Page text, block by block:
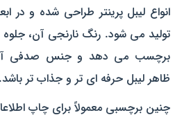
انواع لیبل‌ پرینتر طراحی شده و در
تولید می‌ شود. رنگ نارنجی آن،
برچسب می‌ دهد و جنس صدفی
ظاهر لیبل حرفه‌ ای‌ تر و جذاب‌ تر باشد.
چنین برچسبی معمولاً برای چاپ